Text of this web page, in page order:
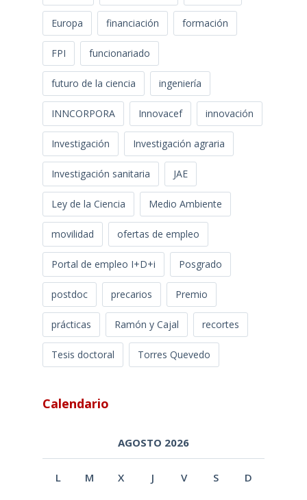
Europa financiación formación
FPI funcionariado
futuro de la ciencia ingeniería
INNCORPORA Innovacef innovación
Investigación Investigación agraria
Investigación sanitaria JAE
Ley de la Ciencia Medio Ambiente
movilidad ofertas de empleo
Portal de empleo I+D+i Posgrado
postdoc precarios Premio
prácticas Ramón y Cajal recortes
Tesis doctoral Torres Quevedo
Calendario
AGOSTO 2026
L M X J V S D